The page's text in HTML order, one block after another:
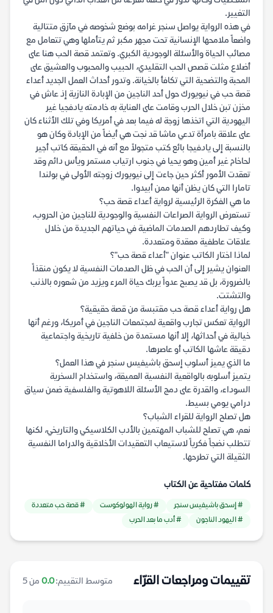
التغيير.
في هذه الرواية يواصل سنجر غرامه بوضع شخوصه في مآزق متتالية
واضعاً ملامحها الإنسانية تحت مجهر مكبر ثم يتأملها وهي تتعامل مع
مصائب الحياة والأسئلة الوجودية الكبري. وتعتمد قصة الحب هنا على
أضلاع مثلت قصص الحب التقليدي، الحبيب والمحبوب والعشيق على
المحبة والتضحية التي تكافأ بالخيانة. وتدور أحداث العمل الجديد أعداء
قصة حب في نيويورك حول أحد الناجين من الإبادة النازية إذ عاش في
مخزن تبن خلال الحرب وقامت على العناية به خادمته يادفجيا غير
اليهودية التي اتخذها زوجة له فيما بعد في أمريكا وفي تلك الأثناء كان
على علاقة بامرأة تدعي ماشا قد نجت هي أيضاً من الإبادة وكان هو
بالنسبة إلى يادفيجا بائع كتب متجولاً مع أنه في الحقيقة كاتب أجير
لحاخام غير أمين وهو يحيا في جنوب ارتياب مستمر ويأس دائم وقد
تعقدت الأمور أكثر حين جاءت إلى نيويورك زوجته الأولى في بولندا
تامارا التي كان يظن أنها ممن أبيدوا.
ما هي الفكرة الرئيسية لرواية أعداء قصة حب؟
تستعرض الرواية الصراعات النفسية والوجودية للناجين من الحروب،
وكيف تطاردهم الصدمات الماضية في حياتهم الجديدة من خلال
علاقات عاطفية معقدة ومتعددة.
لماذا اختار الكاتب عنوان "أعداء قصة حب"؟
العنوان يشير إلى أن الحب في ظل الصدمات النفسية لا يكون منقذاً
بالضرورة، بل قد يصبح عدواً يربك حياة المرء ويزيد من شعوره بالذنب
والتشتت.
هل رواية أعداء قصة حب مقتبسة من قصة حقيقية؟
الرواية تعكس تجارب واقعية لمجتمعات الناجين في أمريكا، ورغم أنها
خيالية في أحداثها، إلا أنها مستمدة من خلفية تاريخية واجتماعية
دقيقة عاشها الكاتب أو عاصرها.
ما الذي يميز أسلوب إسحق باشيفيس سنجر في هذا العمل؟
يتميز أسلوبه بالواقعية النفسية العميقة، واستخدام السخرية
السوداء، والقدرة على دمج الأسئلة اللاهوتية والفلسفية ضمن سياق
درامي يومي بسيط.
هل تصلح الرواية للقراء الشباب؟
نعم، هي تصلح للشباب المهتمين بالأدب الكلاسيكي والتاريخي، لكنها
تتطلب نضجاً فكرياً لاستيعاب التعقيدات الأخلاقية والدراما النفسية
الثقيلة التي تطرحها.
كلمات مفتاحية عن الكتاب
# إسحق باشيفيس سنجر # رواية الهولوكوست
# قصة حب متعددة
# اليهود الناجون
# أدب ما بعد الحرب
تقييمات ومراجعات القرّاء متوسط التقييم:0.0 من 5